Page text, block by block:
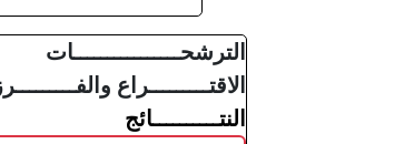
الترشحــــــــــــــــات
الاقتـــــــــراع والفـــــــــرز
النتــــــــــائج